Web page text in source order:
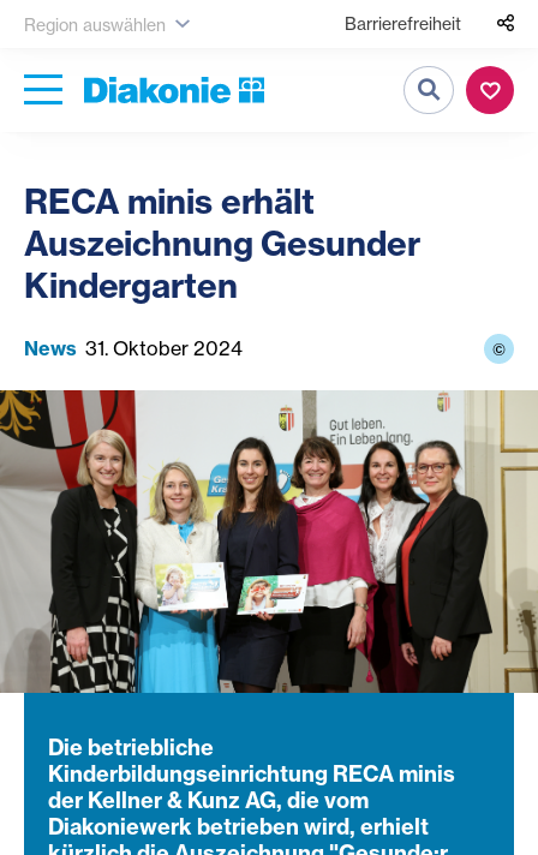
Region auswählen Barrierefreiheit
Suche
RECA minis erhält
Auszeichnung Gesunder
Kindergarten
News 31. Oktober 2024 ©
Die betriebliche
Kinderbildungseinrichtung RECA minis
der Kellner & Kunz AG, die vom
Diakoniewerk betrieben wird, erhielt